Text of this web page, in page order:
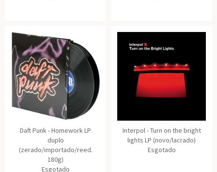
Daft Punk - Homework LP
duplo
(zerado/importado/reed.
180g)
Esgotado
Interpol - Turn on the bright
lights LP (novo/lacrado)
Esgotado